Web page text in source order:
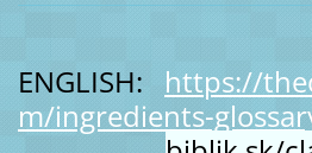
ENGLISH: https://
m/ingredients-